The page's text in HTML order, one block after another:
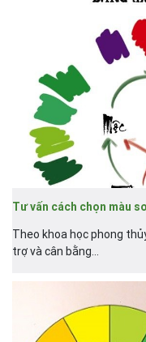
Tư vấn cách chọn màu
Theo khoa họcphong
trợ và cân bằng...